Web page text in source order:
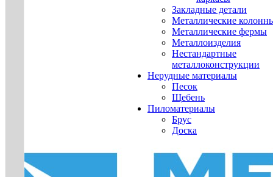
Закладные детали
Металлические
Металлические фермы
Металлоизделия
Нестандартные
металлоконструкции
Нерудные материалы
Песок
Щебень
Пиломатериалы
Брус
Доска